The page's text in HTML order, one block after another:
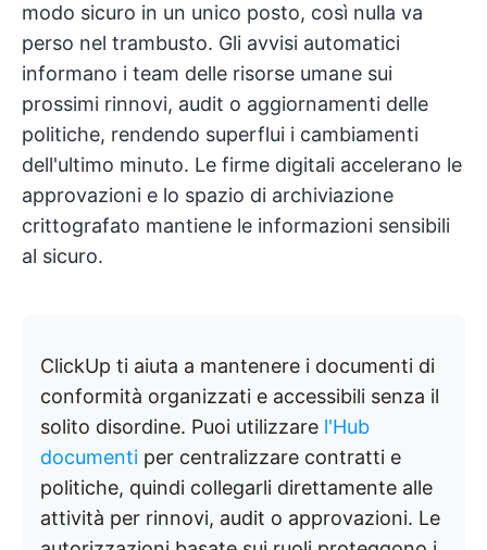
modo sicuro in un unico posto, così nulla va
perso nel trambusto. Gli avvisi automatici
informano i team delle risorse umane sui
prossimi rinnovi, audit o aggiornamenti delle
politiche, rendendo superflui i cambiamenti
dell'ultimo minuto. Le firme digitali accelerano le
approvazioni e lo spazio di archiviazione
crittografato mantiene le informazioni sensibili
al sicuro.
ClickUp ti aiuta a mantenere i documenti di
conformità organizzati e accessibili senza il
solito disordine. Puoi utilizzare l'Hub
documenti per centralizzare contratti e
politiche, quindi collegarli direttamente alle
attività per rinnovi, audit o approvazioni. Le